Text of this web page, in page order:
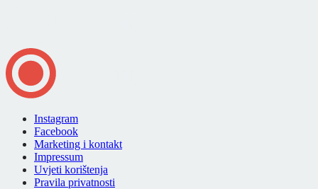
Instagram
Facebook
Marketing i kontakt
Impressum
Uvjeti korištenja
Pravila privatnosti